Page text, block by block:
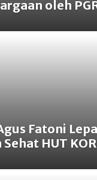
oleh
Fatoni
HUT